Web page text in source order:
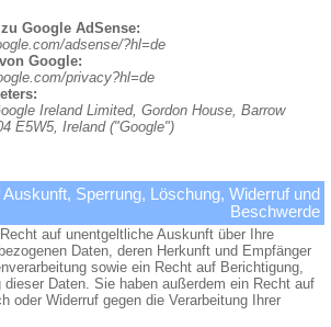
Google AdSense:
adsense/?hl=de
Google:
privacy?hl=de
Ireland Limited, Gordon House, Barrow
E5W5, Ireland ("Google")
Auskunft, Sperrung, Löschung, Widerruf und
Beschwerde
auf unentgeltliche Auskunft über Ihre
Daten, deren Herkunft und Empfänger
sowie ein Recht auf Berichtigung,
dieser Daten. Sie haben außerdem ein Recht auf
oder Widerruf gegen die Verarbeitung Ihrer